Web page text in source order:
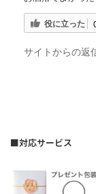
役に立った
サイトからの返
■対応サービス